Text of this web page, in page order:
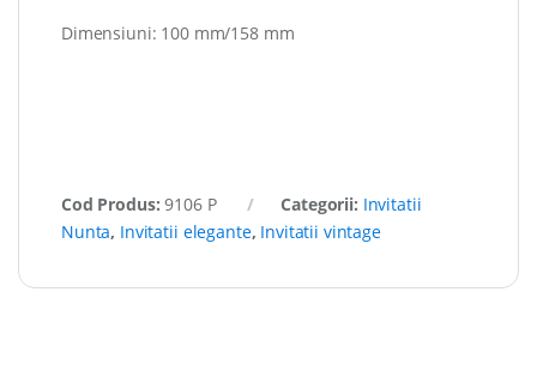
Dimensiuni: 100 mm/158 mm
Cod Produs:9106 P Categorii: Invitatii
Nunta, Invitatii elegante, Invitatii vintage